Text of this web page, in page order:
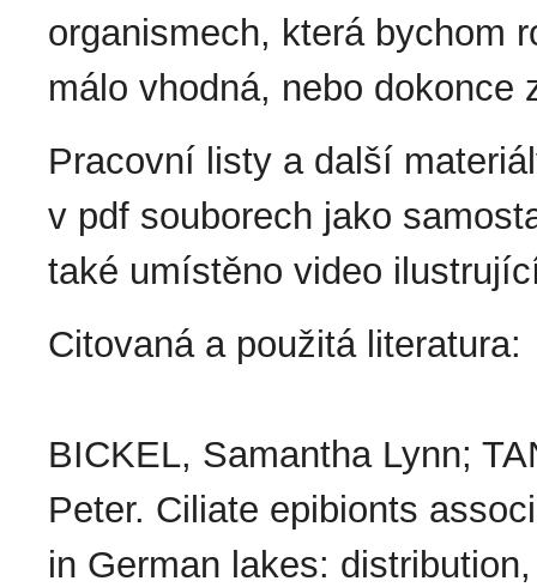
organismech, která bychom
málo vhodná, nebo dokonce
Pracovní listy a další
v pdf souborech jako
také umístěno video
Citovaná a použitá literatura:
BICKEL, Samantha Lynn;
Peter. Ciliate epibionts
in German lakes: